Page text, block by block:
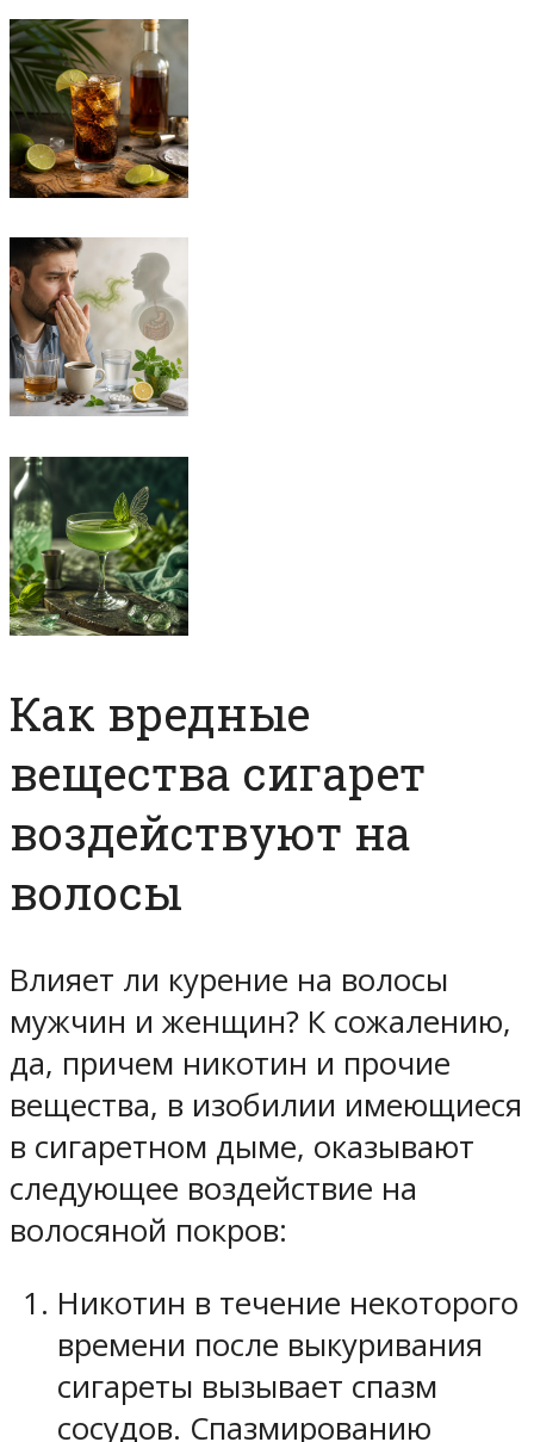
Как вредные
вещества сигарет
воздействуют на
волосы
Влияет ли курение на волосы
мужчин и женщин? К сожалению,
да, причем никотин и прочие
вещества, в изобилии имеющиеся
в сигаретном дыме, оказывают
следующее воздействие на
волосяной покров:
Никотин в течение некоторого
времени после выкуривания
сигареты вызывает спазм
сосудов. Спазмированию